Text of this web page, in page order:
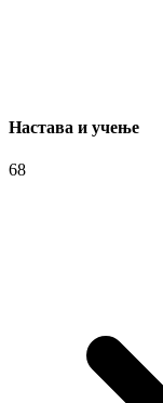
Настава и учење
68